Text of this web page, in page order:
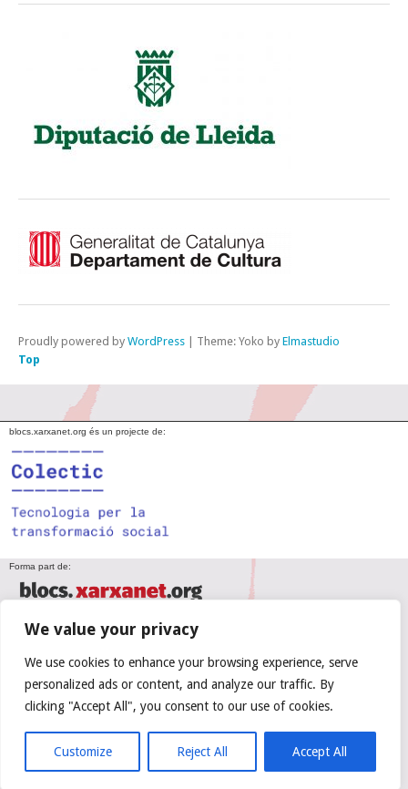
We value your privacy
We use cookies to enhance your browsing experience, serve
personalized ads or content, and analyze our traffic. By
clicking "Accept All", you consent to our use of cookies.
Customize Reject All Accept All
Proudly powered by WordPress Theme: Yoko by Elmastudio
Top
blocs.xarxanet.org és un projecte de:
Forma part de:
Amb el suport de: